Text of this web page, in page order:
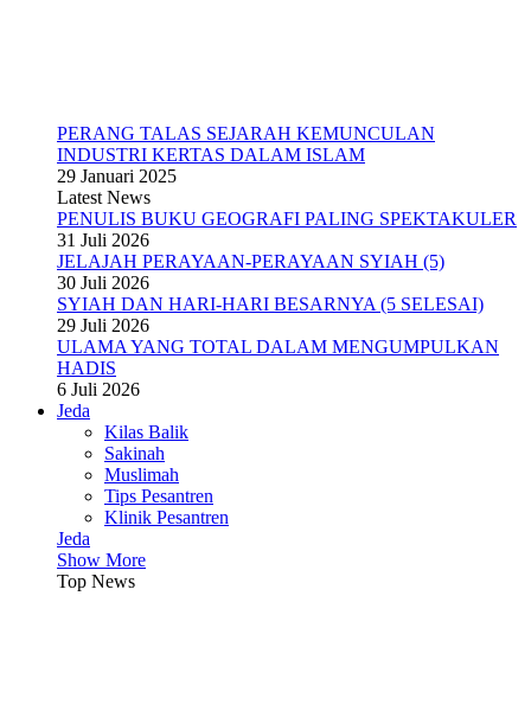
PERANG TALAS SEJARAH KEMUNCULAN
INDUSTRI KERTAS DALAM ISLAM
29 Januari 2025
Latest News
PENULIS BUKU GEOGRAFI PALING SPEKTAKULER
31 Juli 2026
JELAJAH PERAYAAN-PERAYAAN SYIAH (5)
30 Juli 2026
SYIAH DAN HARI-HARI BESARNYA (5 SELESAI)
29 Juli 2026
ULAMA YANG TOTAL DALAM MENGUMPULKAN
HADIS
6 Juli 2026
Jeda
Kilas Balik
Sakinah
Muslimah
Tips Pesantren
Klinik Pesantren
Jeda
Show More
Top News